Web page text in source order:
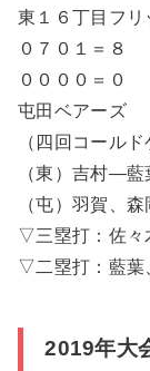
東１６丁目フリ
０７０１＝８
００００＝０
屯田ベアーズ
（四回コールド
（東）吉村―藍
（屯）羽賀、
▽三塁打：佐々
▽二塁打：藍葉
2019年大